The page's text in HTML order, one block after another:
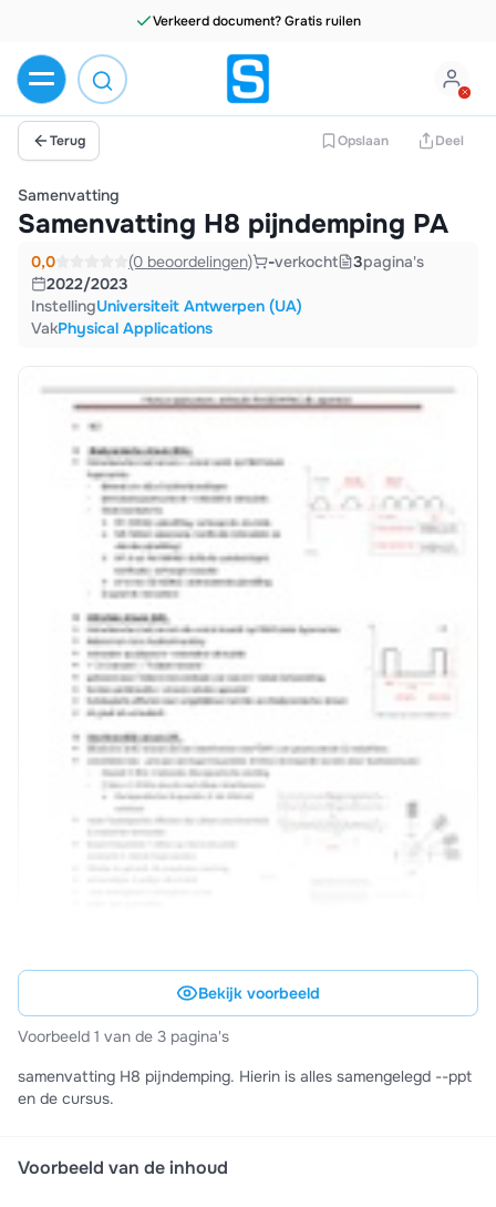
Verkeerd document? Gratis ruilen
Terug Opslaan Deel
Samenvatting
Samenvatting H8 pijndemping PA
0,0 (0 beoordelingen) -verkocht 3pagina's
2022/2023
InstellingUniversiteit Antwerpen (UA)
VakPhysical Applications
Bekijk voorbeeld
Voorbeeld 1 van de 3 pagina's
samenvatting H8 pijndemping. Hierin is alles samengelegd --ppt
en de cursus.
Voorbeeld van de inhoud